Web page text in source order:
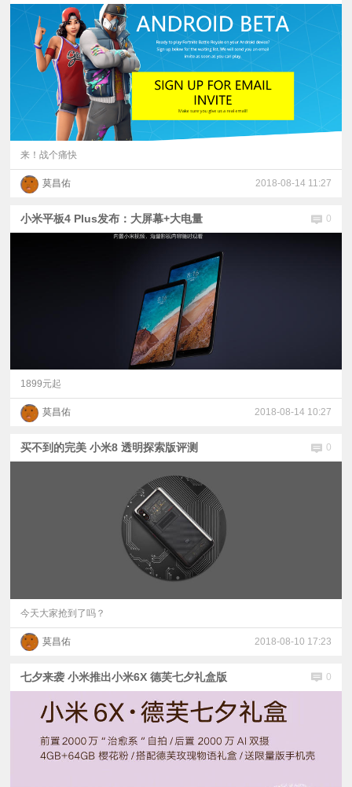
来！战个痛快
莫昌佑 2018-08-14 11:27
小米平板4 Plus发布：大屏幕+大电量 0
1899元起
莫昌佑 2018-08-14 10:27
买不到的完美 小米8 透明探索版评测 0
今天大家抢到了吗？
莫昌佑 2018-08-10 17:23
七夕来袭 小米推出小米6X 德芙七夕礼盒版 0